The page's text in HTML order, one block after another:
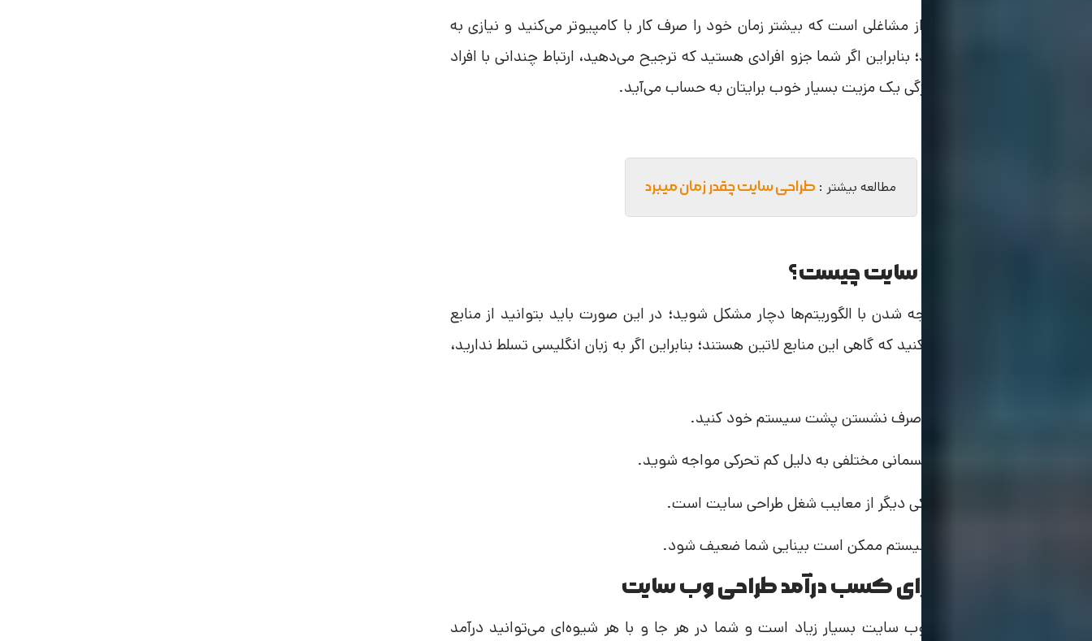
طراحی سایت جزو آن دسته از مشاغلی است که بیشتر زمان خود را صرف کار با کامپیوتر می‌کنید و نیازی به
ارتباط با مشتریان خود ندارید؛ بنابراین اگر شما جزو افرادی هستید که ترجیح می‌دهید، ارتباط چندانی با افراد
غریبه نداشته باشید، این ویژگی یک مزیت بسیار خوب برایتان به حساب می‌آید.
مطالعه بیشتر : طراحی سایت چقدر زمان میبرد
معایب شغل طراحی سایت چیست؟
ممکن است که در زمان مواجه شدن با الگوریتم‌ها دچار مشکل شوید؛ در این صورت باید بتوانید از منابع
مختلف برای رفع آن استفاده کنید که گاهی این منابع لاتین هستند؛ بنابراین اگر به زبان انگلیسی تسلط ندارید،
🔹 ساعت‌های طولانی را باید صرف نشستن پشت سیستم خود کنید.
🔹 ممکن است با مشکلات جسمانی مختلفی به دلیل کم تحرکی مواجه شوید.
🔹 کمبود خواب و استرس یکی دیگر از معایب شغل طراحی سایت است.
🔹 در اثر استفاده مداوم از سیستم ممکن است بینایی شما ضعیف شود.
روش‌های مختلف برای کسب درآمد طراحی وب سایت
راه‌های کسب درآمد طراحی وب سایت بسیار زیاد است و شما در هر جا و با هر شیوه‌ای می‌توانید درآمد